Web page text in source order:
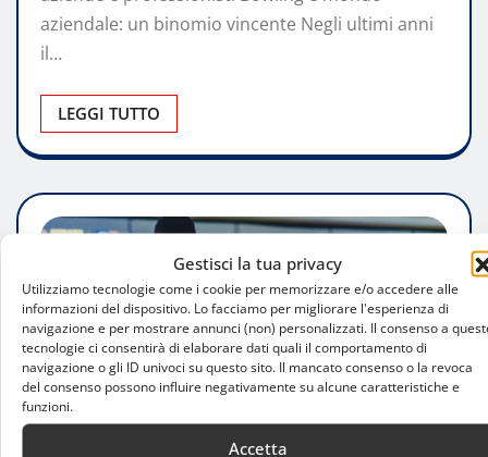
Gestisci la tua privacy
Utilizziamo tecnologie come i cookie per memorizzare e/o accedere alle
informazioni del dispositivo. Lo facciamo per migliorare l'esperienza di
navigazione e per mostrare annunci (non) personalizzati. Il consenso a
tecnologie ci consentirà di elaborare dati quali il comportamento di
navigazione o gli ID univoci su questo sito. Il mancato consenso o la revoca
del consenso possono influire negativamente su alcune caratteristiche e
funzioni.
Accetta
aziendale: un binomio vincente Negli ultimi anni
il…
LEGGI TUTTO